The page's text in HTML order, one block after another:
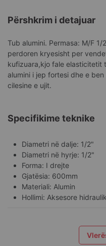
Përshkrim i detajuar
Tub alumini. Permasa: M/F
perdoren kryesisht per
kufizuara,kjo fale elasticitetit
alumini i jep fortesi dhe e
cilesine e ujit.
Specifikime teknike
Diametri në dalje: 1/2"
Diametri në hyrje: 1/2"
Forma: I drejte
Gjatësia: 600mm
Materiali: Alumin
Hollimi: Aksesore